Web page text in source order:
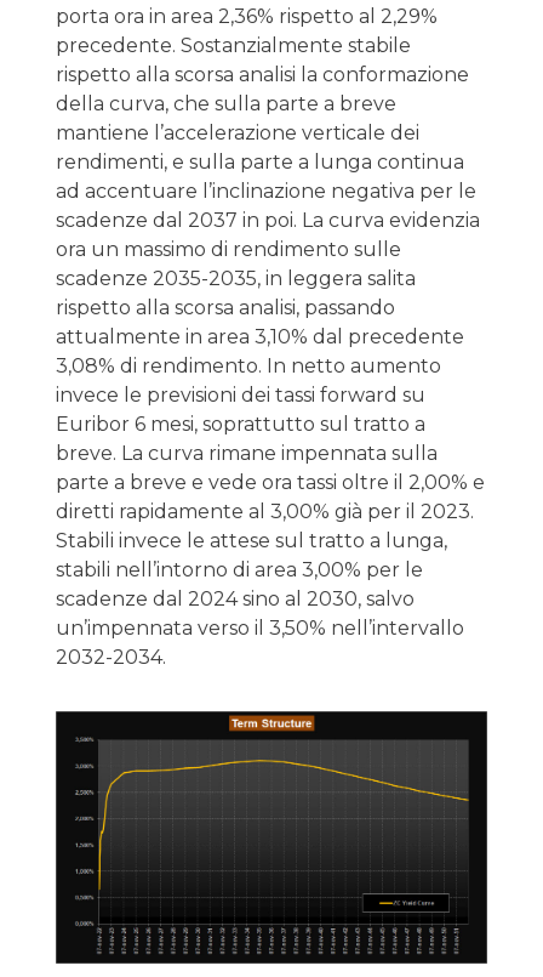
porta ora in area 2,36% rispetto al 2,29%
precedente. Sostanzialmente stabile
rispetto alla scorsa analisi la conformazione
della curva, che sulla parte a breve
mantiene l’accelerazione verticale dei
rendimenti, e sulla parte a lunga continua
ad accentuare l’inclinazione negativa per le
scadenze dal 2037 in poi. La curva evidenzia
ora un massimo di rendimento sulle
scadenze 2035-2035, in leggera salita
rispetto alla scorsa analisi, passando
attualmente in area 3,10% dal precedente
3,08% di rendimento. In netto aumento
invece le previsioni dei tassi forward su
Euribor 6 mesi, soprattutto sul tratto a
breve. La curva rimane impennata sulla
parte a breve e vede ora tassi oltre il 2,00% e
diretti rapidamente al 3,00% già per il 2023.
Stabili invece le attese sul tratto a lunga,
stabili nell’intorno di area 3,00% per le
scadenze dal 2024 sino al 2030, salvo
un’impennata verso il 3,50% nell’intervallo
2032-2034.